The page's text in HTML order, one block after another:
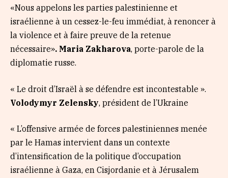
«Nous appelons les parties palestinienne et
israélienne à un cessez-le-feu immédiat, à renoncer à
la violence et à faire preuve de la retenue
nécessaire». Maria Zakharova, porte-parole de la
diplomatie russe.
« Le droit d’Israël à se défendre est incontestable ».
Volodymyr Zelensky, président de l’Ukraine
« L’offensive armée de forces palestiniennes menée
par le Hamas intervient dans un contexte
d’intensification de la politique d’occupation
israélienne à Gaza, en Cisjordanie et à Jérusalem